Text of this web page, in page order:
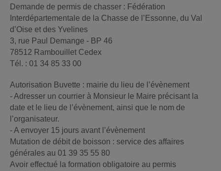
Demande de permis de chasser : Fédération
Interdépartementale de la Chasse de l’Essonne, du Val
d’Oise et des Yvelines
3, rue Paul Demange - BP 46
78512 Rambouillet Cedex
Tél. : 01 34 85 33 00
Autorisation Buvette : mairie du lieu de l’évènement
- Adresser un courrier à Monsieur le Maire précisant la
date et le lieu de l’évènement, ainsi que le nom de
l’organisateur.
- A envoyer 15 jours avant l’évènement
Mutation de débit de boisson : service des affaires
générales au 01 39 35 55 80
Avoir effectué la formation obligatoire au permis